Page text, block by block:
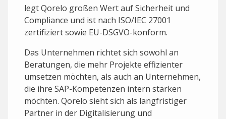
legt Qorelo großen Wert auf Sicherheit und
Compliance und ist nach ISO/IEC 27001
zertifiziert sowie EU-DSGVO-konform.
Das Unternehmen richtet sich sowohl an
Beratungen, die mehr Projekte effizienter
umsetzen möchten, als auch an Unternehmen,
die ihre SAP-Kompetenzen intern stärken
möchten. Qorelo sieht sich als langfristiger
Partner in der Digitalisierung und